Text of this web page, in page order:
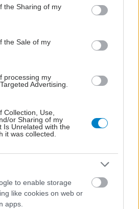
usage behaviour. You may click to
Google and its third-party tags to
specified purposes in below Google
the Sharing of my
the Sale of my
processing my
Advertising.
Collection, Use,
or Sharing of my
Is Unrelated with the
it was collected.
to enable storage
like cookies on web or
apps.
Νέοι θεραπευτικοί
Διαβήτης: Ο τρόπος
ζωής υπερισχύει της
κληρονομικότητας
Η τεχνολογία συναντά